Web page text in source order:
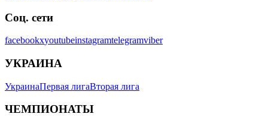
Соц. сети
facebookxyoutubeinstagramtelegramviber
УКРАИНА
УкраинаПервая лигаВторая лига
ЧЕМПИОНАТЫ